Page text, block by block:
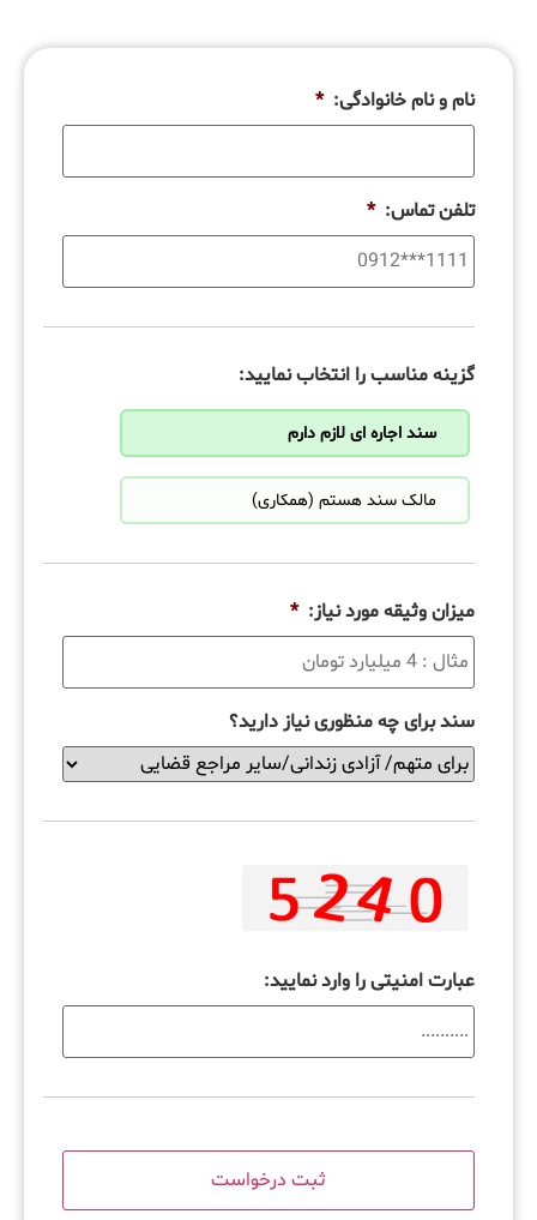
نام و نام خانوادگی: *
تلفن تماس: *
گزینه مناسب را انتخاب نمایید:
سند اجاره ای لازم دارم
مالک سند هستم (همکاری)
میزان وثیقه مورد نیاز: *
سند برای چه منظوری نیاز دارید؟
عبارت امنیتی را وارد نمایید: